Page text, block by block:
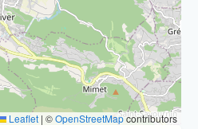
Leaflet | ©OpenStreetMapcontributors